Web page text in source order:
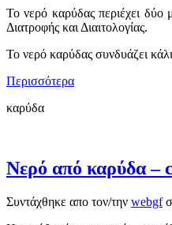
Το νερό καρύδας περιέχει
Διατροφής και Διαιτολογίας.
Το νερό καρύδας συνδυάζει
Περισσότερα
καρύδα
Νερό από καρύδα –
Συντάχθηκε απο τον/την webgf